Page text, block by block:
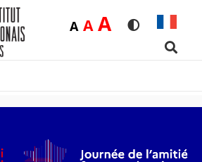
Rozmiar
ADomyślna
AŚrednia
ADużaWersja